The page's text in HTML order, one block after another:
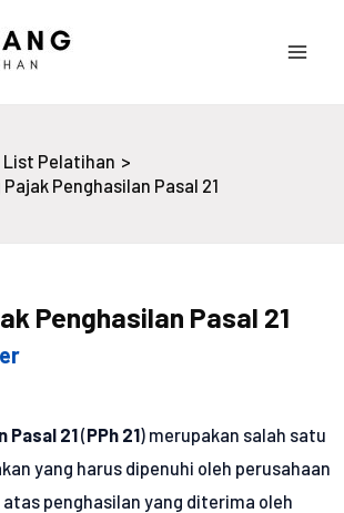
List Pelatihan
Penghasilan Pasal 21
Penghasilan Pasal 21
Pasal 21(PPh 21) merupakan salah satu
yang harus dipenuhi oleh perusahaan
penghasilan yang diterima oleh